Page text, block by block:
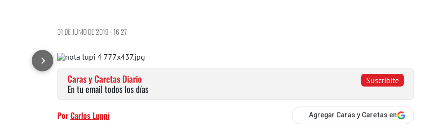
01 DE JUNIO DE 2019 - 16:27
Suscribite
Caras y Caretas Diario
En tu email todos los días
PorCarlos Luppi Agregar Caras y Caretas en